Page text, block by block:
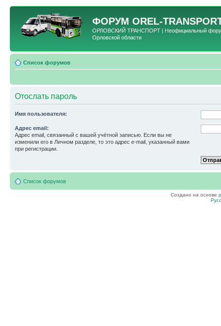
ФОРУМ OREL-
ОРЛОВСКИЙ ТРАНСПОРТ | Неофициальный форум
Орловской области
Список форумов
Отослать пароль
Имя пользователя:
Адрес email:
Адрес email, связанный с вашей учётной записью. Если вы не
изменили его в Личном разделе, то это адрес e-mail, указанный вами
при регистрации.
Список форумов
Создано на основе